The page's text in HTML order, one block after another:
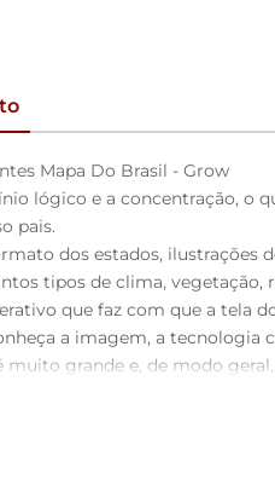
Mapa Do Brasil - Grow
lógico e a concentração, o
pais.
dos estados, ilustrações
tipos de clima,
que faz com que a tela
a imagem, a tecnologia
muito grande e, de modo
Aumentada é